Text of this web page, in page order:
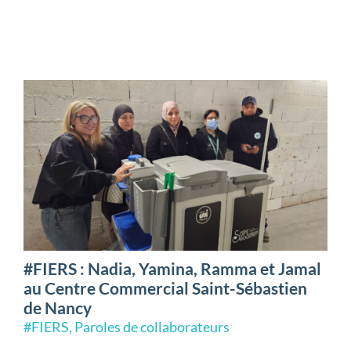
#FIERS : Nadia, Yamina, Ramma et Jamal
au Centre Commercial Saint-Sébastien
de Nancy
#FIERS, Paroles de collaborateurs